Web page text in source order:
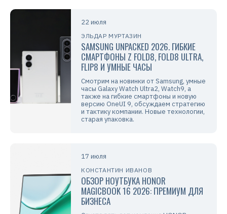
22 июля
ЭЛЬДАР МУРТАЗИН
SAMSUNG UNPACKED 2026. ГИБКИЕ
СМАРТФОНЫ Z FOLD8, FOLD8 ULTRA,
FLIP8 И УМНЫЕ ЧАСЫ
Смотрим на новинки от Samsung, умные
часы Galaxy Watch Ultra2, Watch9, а
также на гибкие смартфоны и новую
версию OneUI 9, обсуждаем стратегию
и тактику компании. Новые технологии,
старая упаковка.
17 июля
КОНСТАНТИН ИВАНОВ
ОБЗОР НОУТБУКА HONOR
MAGICBOOK 16 2026: ПРЕМИУМ ДЛЯ
БИЗНЕСА